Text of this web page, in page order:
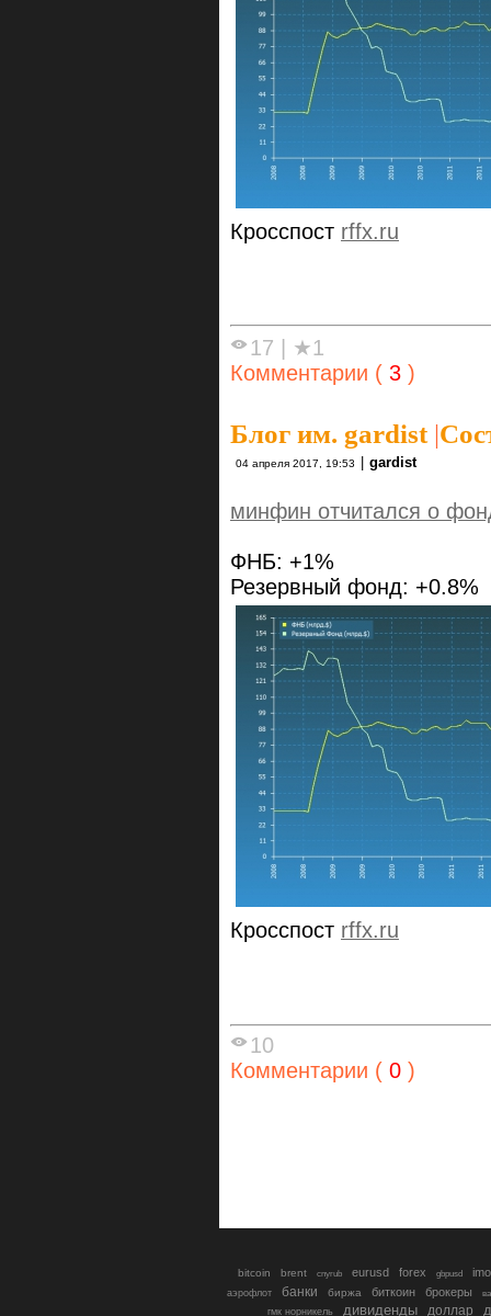
Кросспост rffx.ru
17
★1
Комментарии ( 3 )
Блог им. gardist|
04 апреля 2017, 19:53 gardist
минфин отчитался о
ФНБ: +1%
Резервный фонд: +0.8%
Кросспост rffx.ru
10
Комментарии ( 0 )
bitcoin brent cnyrub eurusd forex gbpusd
аэрофлот банки биржа биткоин брокеры
гмк норникель
дивиденды доллар